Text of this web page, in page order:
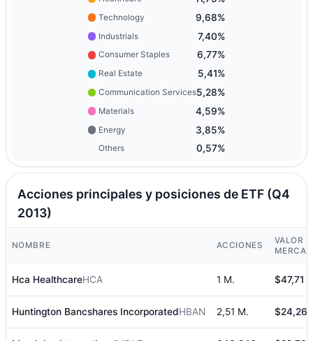
Technology 9,68%
Industrials 7,40%
Consumer Staples 6,77%
Real Estate 5,41%
Communication Services5,28%
Materials 4,59%
Energy 3,85%
Others 0,57%
Acciones principales y posiciones de ETF (Q4
2013)
NOMBRE ACCIONES
VALOR
Hca HealthcareHCA 1 M. $47,71
Huntington Bancshares IncorporatedHBAN 2,51 M. $24,26